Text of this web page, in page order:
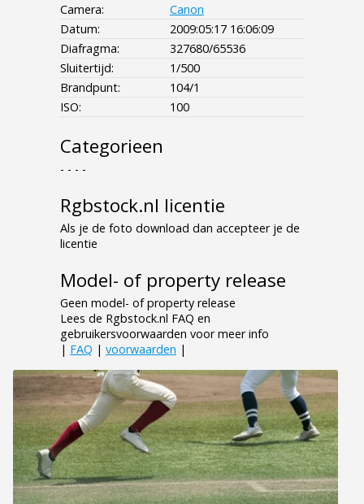
Camera:
Canon
Datum:
2009:05:17 16:06:09
Diafragma:
327680/65536
Sluitertijd:
1/500
Brandpunt:
104/1
ISO:
100
Categorieen
- - - -
Rgbstock.nl licentie
Als je de foto download dan accepteer je de
licentie
Model- of property release
Geen model- of property release
Lees de Rgbstock.nl FAQ en
gebruikersvoorwaarden voor meer info
| FAQ | voorwaarden |